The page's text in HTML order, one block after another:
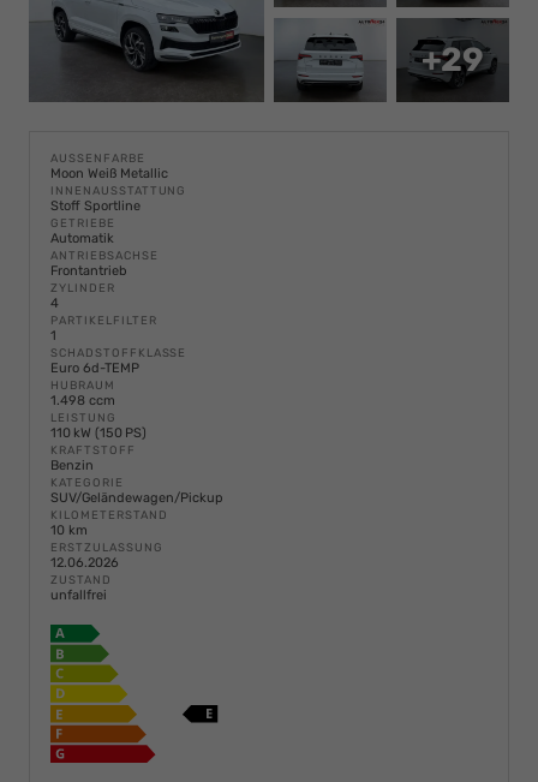
+29
AUSSENFARBE
Moon Weiß Metallic
INNENAUSSTATTUNG
Stoff Sportline
GETRIEBE
Automatik
ANTRIEBSACHSE
Frontantrieb
ZYLINDER
4
PARTIKELFILTER
1
SCHADSTOFFKLASSE
Euro 6d-TEMP
HUBRAUM
1.498 ccm
LEISTUNG
110 kW (150 PS)
KRAFTSTOFF
Benzin
KATEGORIE
SUV/Geländewagen/Pickup
KILOMETERSTAND
10 km
ERSTZULASSUNG
12.06.2026
ZUSTAND
unfallfrei